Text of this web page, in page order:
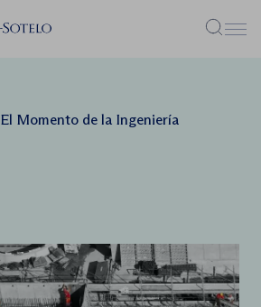
Menú
El Momento de la Ingeniería